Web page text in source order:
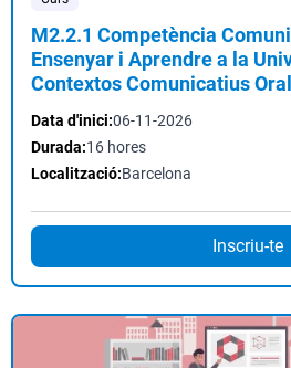
M2.2.1 Competència
Ensenyar i Aprendre a la
Contextos Comunicatius
Data d'inici:06-11-2026
Durada:16 hores
Localització:Barcelona
Inscriu-te